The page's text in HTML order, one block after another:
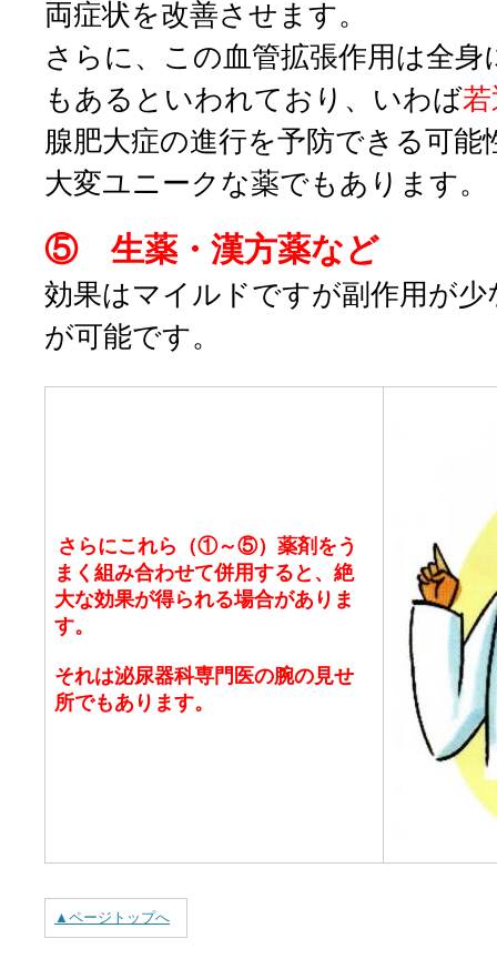
両症状を改善させます。
さらに、この血管拡張作用は全身
もあるといわれており、いわば
腺肥大症の進行を予防できる可
大変ユニークな薬でもあります。
⑤ 生薬・漢方薬など
効果はマイルドですが副作用が
が可能です。
さらにこれら（①～⑤）薬剤をう
まく組み合わせて併用すると、絶
大な効果が得られる場合がありま
す。
それは泌尿器科専門医の腕の見せ
所でもあります。
▲ページトップへ